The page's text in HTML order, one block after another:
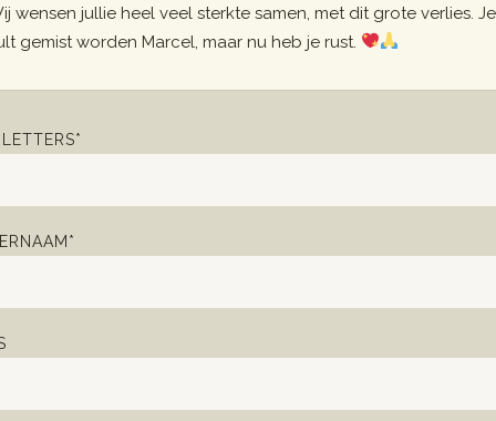
wensen jullie heel veel sterkte samen, met dit grote verlies. Je
gemist worden Marcel, maar nu heb je rust.